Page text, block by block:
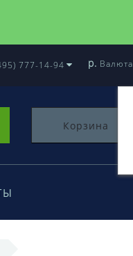
777-14-94 р. Валюта
Корзина